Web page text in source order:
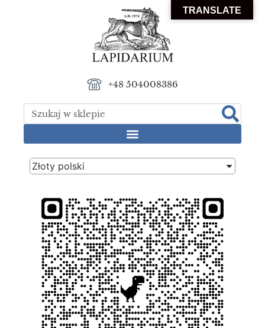
+48 504008386
Złoty polski
TRANSLATE